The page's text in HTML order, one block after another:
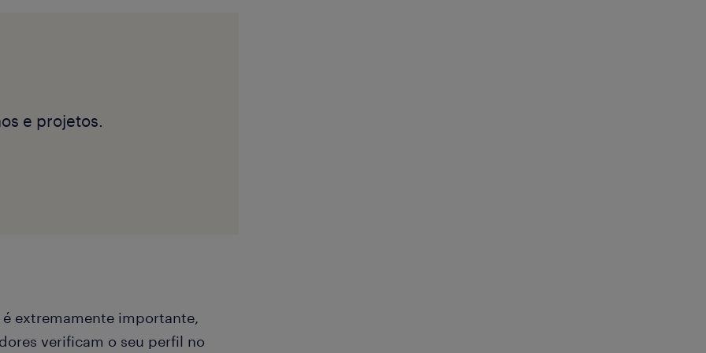
e projetos.
extremamente importante,
verificam o seu perfil no